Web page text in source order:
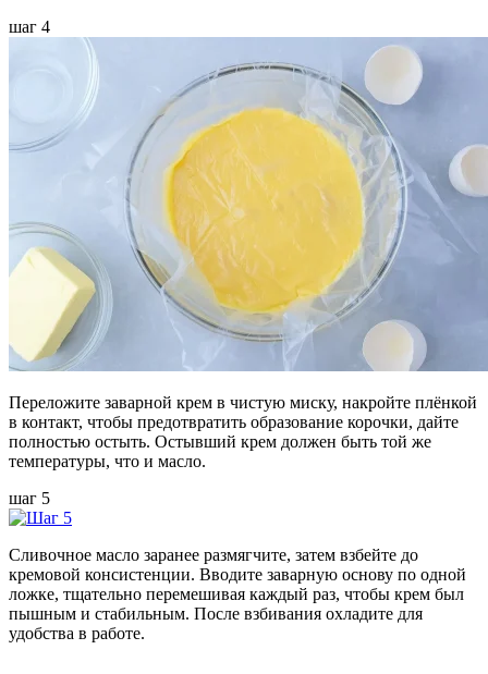
шаг 4
Переложите заварной крем в чистую миску, накройте плёнкой
в контакт, чтобы предотвратить образование корочки, дайте
полностью остыть. Остывший крем должен быть той же
температуры, что и масло.
шаг 5
Сливочное масло заранее размягчите, затем взбейте до
кремовой консистенции. Вводите заварную основу по одной
ложке, тщательно перемешивая каждый раз, чтобы крем был
пышным и стабильным. После взбивания охладите для
удобства в работе.